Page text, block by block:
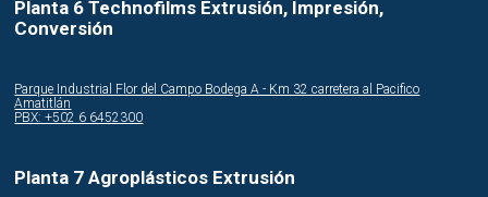
Planta 6 Technofilms Extrusión, Impresión,
Conversión
Parque Industrial Flor del Campo Bodega A - Km 32 carretera al Pacifico
Amatitlán
PBX: +502 6 6452300
Planta 7 Agroplásticos Extrusión